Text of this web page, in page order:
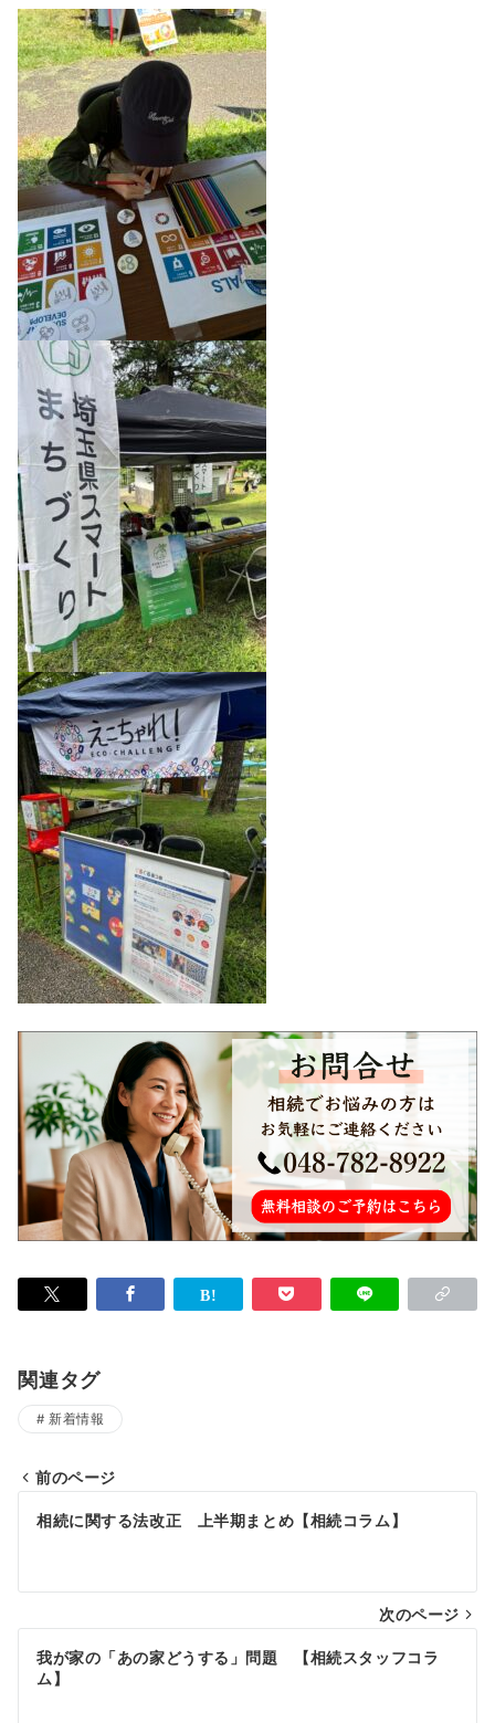
関連タグ
新着情報
投
ビ
ゲ
前のページ
相続に関する法改正 上半期まとめ【相続コラム】
次のページ
我が家の「あの家どうする」問題 【相続スタッフコラ
ム】